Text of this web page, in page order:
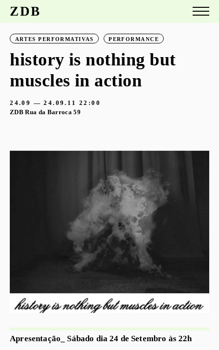
ZDB
ARTES PERFORMATIVAS PERFORMANCE
history is nothing but
muscles in action
24.09 — 24.09.11 22:00
ZDB Rua da Barroca 59
Apresentação_ Sábado dia 24 de Setembro às 22h